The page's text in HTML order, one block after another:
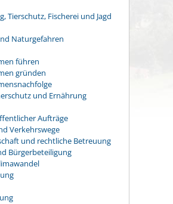
Tierschutz, Fischerei und Jagd
Naturgefahren
führen
gründen
und Ernährung
Aufträge
Verkehrswege
und rechtliche Betreuung
Bürgerbeteiligung